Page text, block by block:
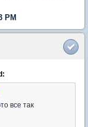
PM
все так